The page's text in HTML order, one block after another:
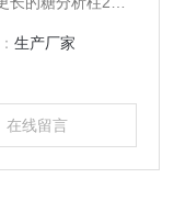
与常规的用于分
也没有基线漂移问
。
生产厂家
在线留言